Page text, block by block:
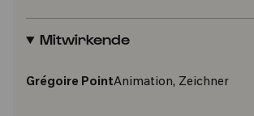
Mitwirkende
Grégoire PointAnimation, Zeichner